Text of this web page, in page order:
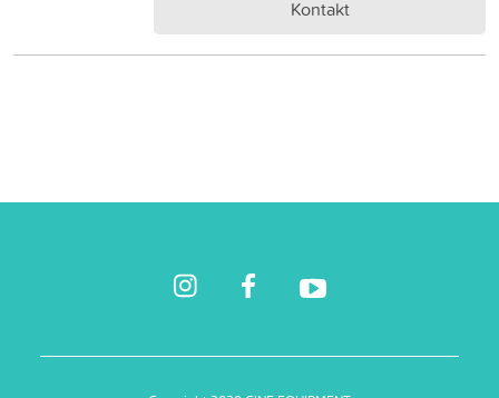
Kontakt